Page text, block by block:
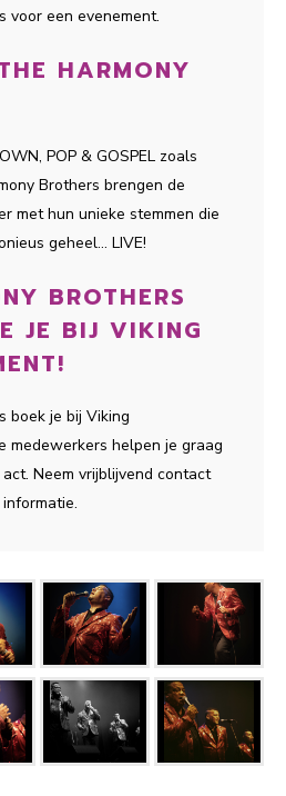
voor een evenement.
HARMONY
POP & GOSPEL zoals
Brothers brengen de
met hun unieke stemmen die
geheel… LIVE!
BROTHERS
JE BIJ VIKING
boek je bij Viking
medewerkers helpen je graag
Neem vrijblijvend contact